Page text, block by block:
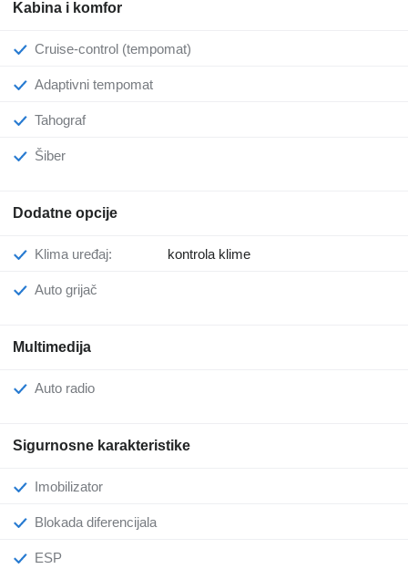
Kabina i komfor
Cruise-control (tempomat)
Adaptivni tempomat
Tahograf
Šiber
Dodatne opcije
Klima uređaj: kontrola klime
Auto grijač
Multimedija
Auto radio
Sigurnosne karakteristike
Imobilizator
Blokada diferencijala
ESP